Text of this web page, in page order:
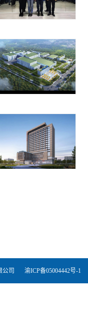
公司 渝ICP备05004442号-1